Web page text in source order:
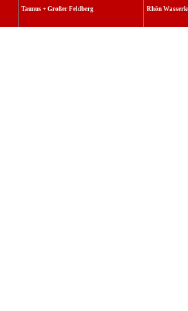
Taunus + Großer Feldberg Rhön